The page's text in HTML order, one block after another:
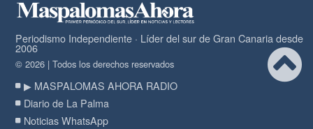
Periodismo Independiente · Líder del sur de Gran Canaria desde
2006
© 2026 | Todos los derechos reservados
▶ MASPALOMAS AHORA RADIO
Diario de La Palma
Noticias WhatsApp